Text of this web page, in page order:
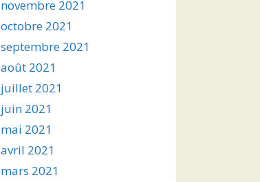
novembre 2021
octobre 2021
septembre 2021
août 2021
juillet 2021
juin 2021
mai 2021
avril 2021
mars 2021